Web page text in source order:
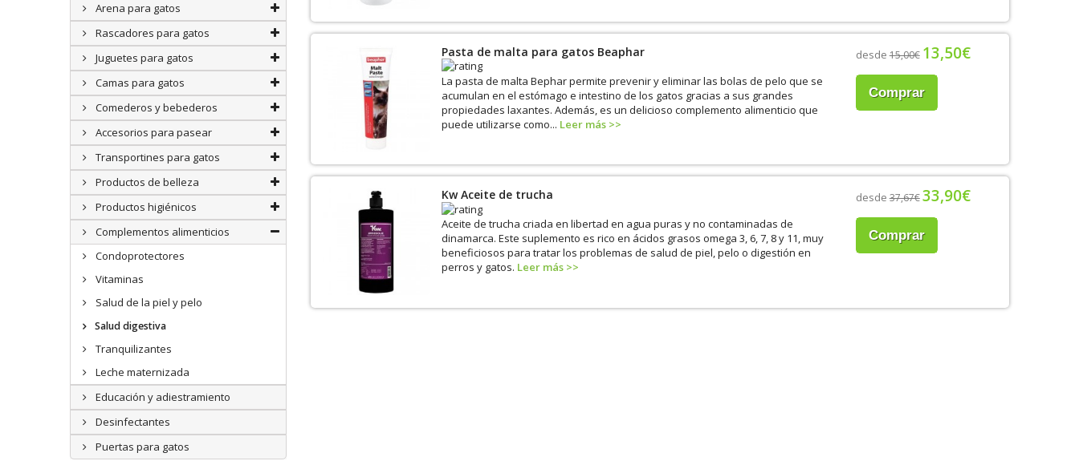
Arena para gatos
Rascadores para gatos
Juguetes para gatos
Camas para gatos
Comederos y bebederos
Accesorios para pasear
Transportines para gatos
Productos de belleza
Productos higiénicos
Complementos alimenticios
Condoprotectores
Vitaminas
Salud de la piel y pelo
Salud digestiva
Tranquilizantes
Leche maternizada
Educación y adiestramiento
Desinfectantes
Puertas para gatos
Pasta de malta para gatos Beaphar
La pasta de malta Bephar permite prevenir y eliminar las bolas de pelo que se
acumulan en el estómago e intestino de los gatos gracias a sus grandes
propiedades laxantes. Además, es un delicioso complemento alimenticio que
puede utilizarse como... Leer más >>
desde 15,00€ 13,50€
Comprar
Kw Aceite de trucha
Aceite de trucha criada en libertad en agua puras y no contaminadas de
dinamarca. Este suplemento es rico en ácidos grasos omega 3, 6, 7, 8 y 11, muy
beneficiosos para tratar los problemas de salud de piel, pelo o digestión en
perros y gatos. Leer más >>
desde 37,67€33,90€
Comprar